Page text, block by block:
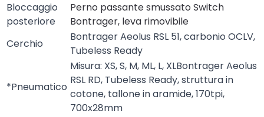
Bloccaggio
posteriore
Perno passante smussato Switch
Bontrager, leva rimovibile
Cerchio
Bontrager Aeolus RSL 51, carbonio OCLV,
Tubeless Ready
*Pneumatico
Misura: XS, S, M, ML, L, XLBontrager Aeolus
RSL RD, Tubeless Ready, struttura in
cotone, tallone in aramide, 170tpi,
700x28mm